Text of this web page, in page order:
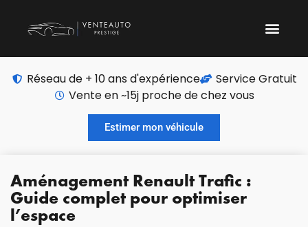
Réseau de + 10 ans d'expérience
Service Gratuit
Vente en ~15j proche de chez vous
Estimer mon véhicule
Aménagement Renault Trafic :
Guide complet pour optimiser
l’espace